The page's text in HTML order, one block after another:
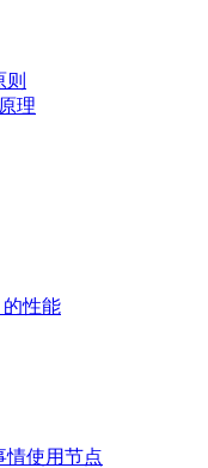
理
的性能
情使用节点